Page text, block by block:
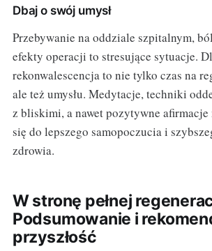
Dbaj o swój umysł
Przebywanie na oddziale szpitalnym,
efekty operacji to stresujące sytuacje.
rekonwalescencja to nie tylko czas na
ale też umysłu. Medytacje, techniki
z bliskimi, a nawet pozytywne
się do lepszego samopoczucia i
zdrowia.
W stronę pełnej
Podsumowanie i
przyszłość